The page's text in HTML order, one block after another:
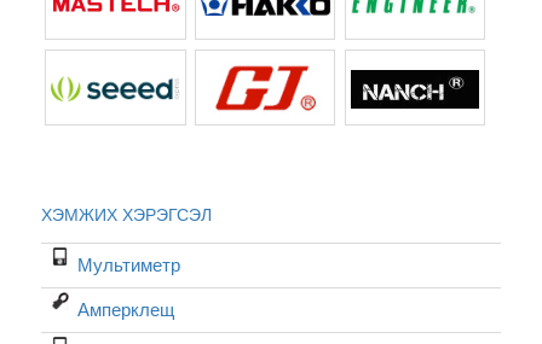
ХЭМЖИХ ХЭРЭГСЭЛ
Мультиметр
Амперклещ